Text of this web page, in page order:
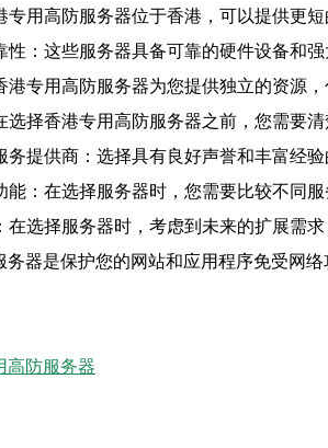
专用高防服务器位于香港，可以提供更
性：这些服务器具备可靠的硬件设备和
港专用高防服务器为您提供独立的资源
选择香港专用高防服务器之前，您需要
务提供商：选择具有良好声誉和丰富经
能：在选择服务器时，您需要比较不同
在选择服务器时，考虑到未来的扩展需
务器是保护您的网站和应用程序免受网
高防服务器